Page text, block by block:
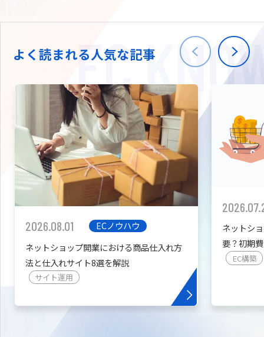
海外進出・現地
W2
拡張プラグイン一覧
カスタマイズ開発
会社情報
TW
よく読まれる人気な記事
2026.08.01
ECノウハウ
ネットショップ開業における商品仕入れ方
法と仕入れサイト8選を解説
サイト運用
ネットシ
要？初期
を紹介
EC構築